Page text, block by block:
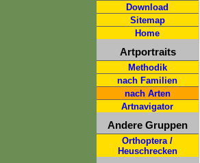
Download
Sitemap
Home
Artportraits
Methodik
nach Familien
nach Arten
Artnavigator
Andere Gruppen
Orthoptera /
Heuschrecken